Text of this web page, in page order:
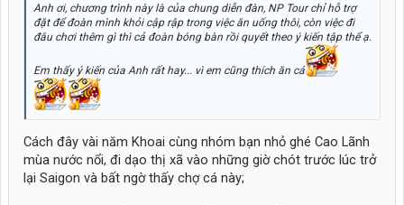
Anh ơi, chương trình này là của chung diễn đàn, NP Tour chỉ hỗ trợ
đặt để đoàn mình khỏi cập rập trong việc ăn uống thôi, còn việc đi
đâu chơi thêm gì thì cả đoàn bóng bàn rồi quyết theo ý kiến tập thể ạ.
Em thấy ý kiến của Anh rất hay... vì em cũng thích ăn cá
Cách đây vài năm Khoai cùng nhóm bạn nhỏ ghé Cao Lãnh
mùa nước nổi, đi dạo thị xã vào những giờ chót trước lúc trở
lại Saigon và bất ngờ thấy chợ cá này;